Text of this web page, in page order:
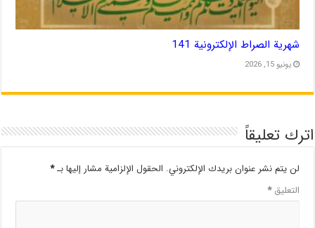
شهریة الصراط الإلكترونية 141
يونيو 15, 2026
اترك تعليقاً
لن يتم نشر عنوان بريدك الإلكتروني. الحقول الإلزامية مشار إليها بـ*
التعليق*